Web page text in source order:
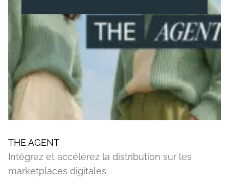
THE AGENT
Intégrez et accélérez la distribution sur les
marketplaces digitales